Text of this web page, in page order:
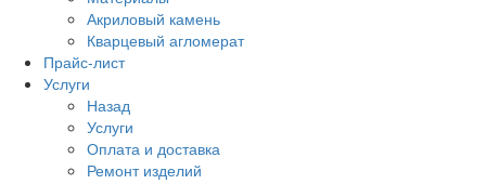
Акриловый камень
Кварцевый агломерат
Прайс-лист
Услуги
Назад
Услуги
Оплата и доставка
Ремонт изделий